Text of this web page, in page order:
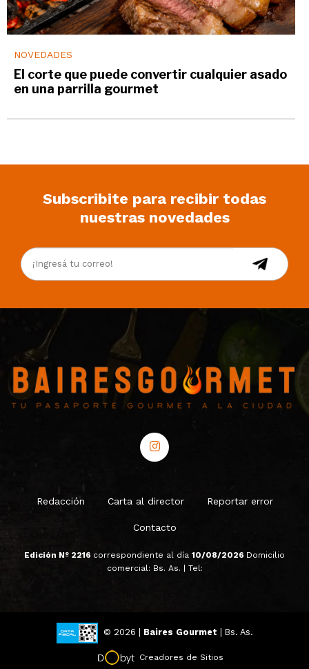
NOVEDADES
El corte que puede convertir cualquier asado
en una parrilla gourmet
Subscribite para recibir todas
nuestras novedades
Redacción Carta al director Reportar error
Contacto
Edición Nº 2216 correspondiente al día 10/08/2026 Domicilio
comercial: Bs. As. | Tel:
© 2026 | Baires Gourmet | Bs. As.
Creadores de Sitios